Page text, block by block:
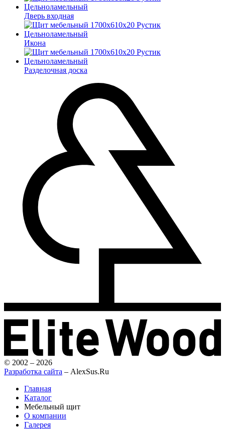
Дверь входная
Икона
Разделочная доска
© 2002 – 2026
Разработка сайта – AlexSus.Ru
Главная
Каталог
Мебельный щит
О компании
Галерея